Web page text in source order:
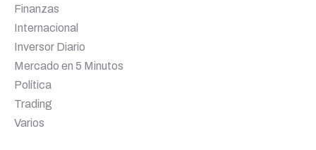
Finanzas
Internacional
Inversor Diario
Mercado en 5 Minutos
Política
Trading
Varios